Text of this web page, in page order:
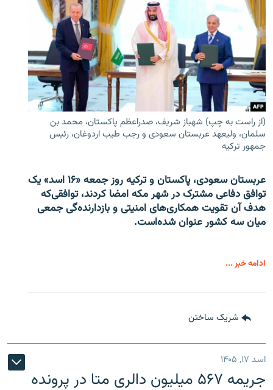
(از راست به چپ) شهباز شریف، صدراعظم پاکستان، محمد بن
سلمان، ولیعهد عربستان سعودی و رجب طیب اردوغان، رئیس
جمهور ترکیه
عربستان سعودی، پاکستان و ترکیه روز جمعه «۱۶ اسد» یک
توافق دفاعی مشترک در شهر مکه امضا کردند، توافقی‌که
هدف آن تقویت همکاری‌های امنیتی و بازدارنده‌گی جمعی
میان سه کشور عنوان شده‌است.
ادامه خبر ...
شریک ساختن
اسد ۱۷, ۱۴۰۵
جریمه ۵۶۷ میلیون دالری متا در پرونده